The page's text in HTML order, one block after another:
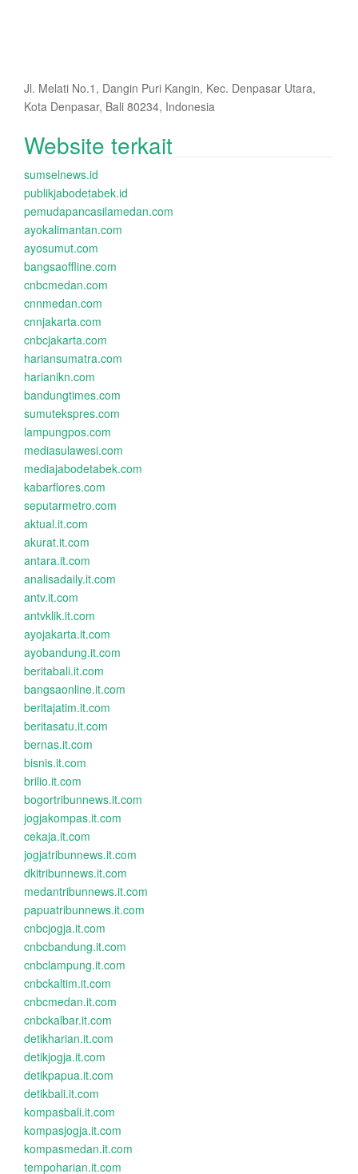
Jl. Melati No.1, Dangin Puri Kangin, Kec. Denpasar Utara,
Kota Denpasar, Bali 80234, Indonesia
Website terkait
sumselnews.id
publikjabodetabek.id
pemudapancasilamedan.com
ayokalimantan.com
ayosumut.com
bangsaoffline.com
cnbcmedan.com
cnnmedan.com
cnnjakarta.com
cnbcjakarta.com
hariansumatra.com
harianikn.com
bandungtimes.com
sumutekspres.com
lampungpos.com
mediasulawesi.com
mediajabodetabek.com
kabarflores.com
seputarmetro.com
aktual.it.com
akurat.it.com
antara.it.com
analisadaily.it.com
antv.it.com
antvklik.it.com
ayojakarta.it.com
ayobandung.it.com
beritabali.it.com
bangsaonline.it.com
beritajatim.it.com
beritasatu.it.com
bernas.it.com
bisnis.it.com
brilio.it.com
bogortribunnews.it.com
jogjakompas.it.com
cekaja.it.com
jogjatribunnews.it.com
dkitribunnews.it.com
medantribunnews.it.com
papuatribunnews.it.com
cnbcjogja.it.com
cnbcbandung.it.com
cnbclampung.it.com
cnbckaltim.it.com
cnbcmedan.it.com
cnbckalbar.it.com
detikharian.it.com
detikjogja.it.com
detikpapua.it.com
detikbali.it.com
kompasbali.it.com
kompasjogja.it.com
kompasmedan.it.com
tempoharian.it.com